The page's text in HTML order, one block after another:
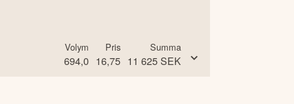
Volym
694,0
Pris
16,75
Summa
11 625 SEK